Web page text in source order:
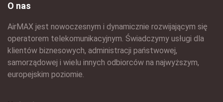
O nas
AirMAX jest nowoczesnym i dynamicznie rozwijającym się
operatorem telekomunikacyjnym. Świadczymy usługi dla
klientów biznesowych, administracji państwowej,
samorządowej i wielu innych odbiorców na najwyższym,
europejskim poziomie.